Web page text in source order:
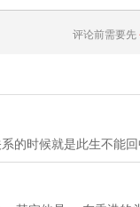
评论前需要先
的时候就是此生不能